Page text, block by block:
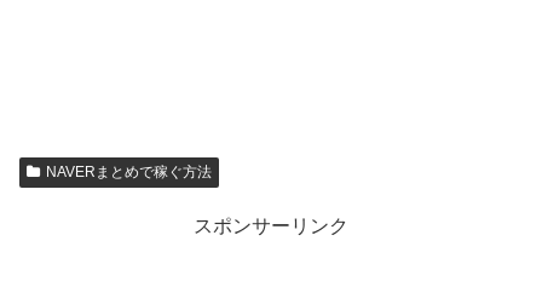
NAVERまとめで稼ぐ方法
スポンサーリンク